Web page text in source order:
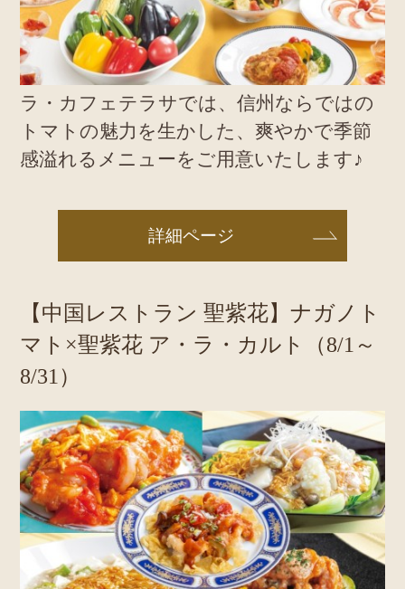
ラ・カフェテラサでは、信州ならではの
トマトの魅力を生かした、爽やかで季節
感溢れるメニューをご用意いたします♪
詳細ページ
【中国レストラン 聖紫花】ナガノト
マト×聖紫花 ア・ラ・カルト（8/1～
8/31）